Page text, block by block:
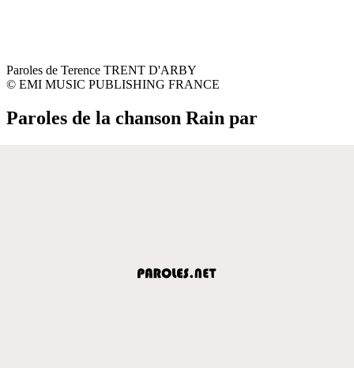
Paroles de Terence TRENT D'ARBY
© EMI MUSIC PUBLISHING FRANCE
Paroles de la chanson Rain par